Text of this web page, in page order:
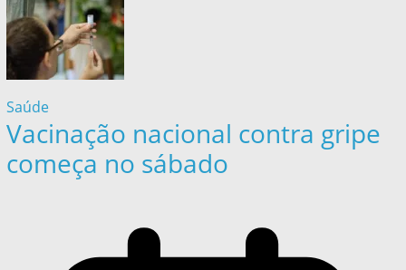
Saúde
Vacinação nacional contra gripe
começa no sábado